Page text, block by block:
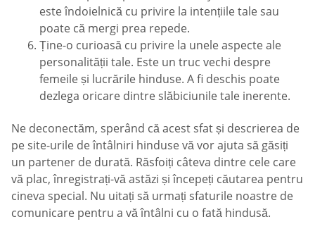
este îndoielnică cu privire la intențiile tale sau
poate că mergi prea repede.
Ține-o curioasă cu privire la unele aspecte ale
personalității tale. Este un truc vechi despre
femeile și lucrările hinduse. A fi deschis poate
dezlega oricare dintre slăbiciunile tale inerente.
Ne deconectăm, sperând că acest sfat și descrierea de
pe site-urile de întâlniri hinduse vă vor ajuta să găsiți
un partener de durată. Răsfoiți câteva dintre cele care
vă plac, înregistrați-vă astăzi și începeți căutarea pentru
cineva special. Nu uitați să urmați sfaturile noastre de
comunicare pentru a vă întâlni cu o fată hindusă.